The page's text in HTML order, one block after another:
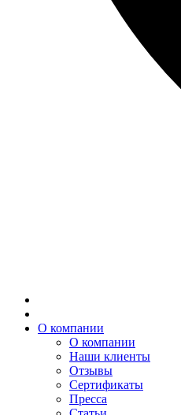
О компании
О компании
Наши клиенты
Отзывы
Сертификаты
Пресса